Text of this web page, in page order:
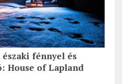
fénnyel és
House of Lapland